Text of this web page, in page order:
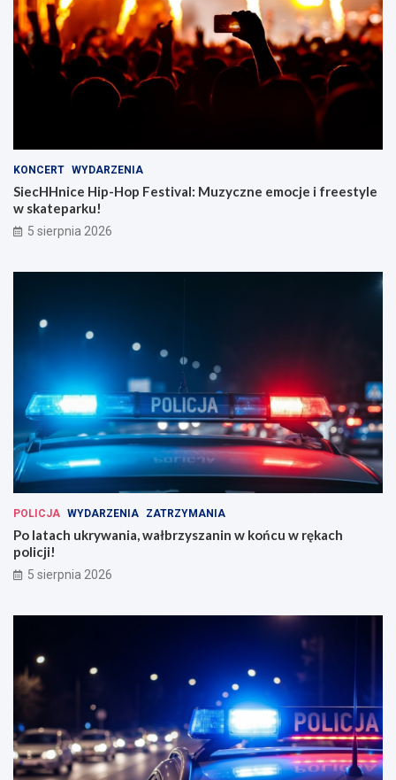
KONCERT WYDARZENIA
SiecHHnice Hip-Hop Festival: Muzyczne emocje i freestyle
w skateparku!
5 sierpnia 2026
POLICJA WYDARZENIA ZATRZYMANIA
Po latach ukrywania, wałbrzyszanin w końcu w rękach
policji!
5 sierpnia 2026